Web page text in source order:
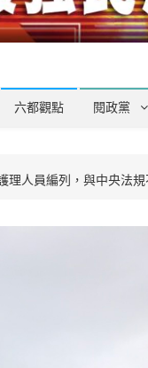
六都觀點 閱政黨
理人員編列，與中央法